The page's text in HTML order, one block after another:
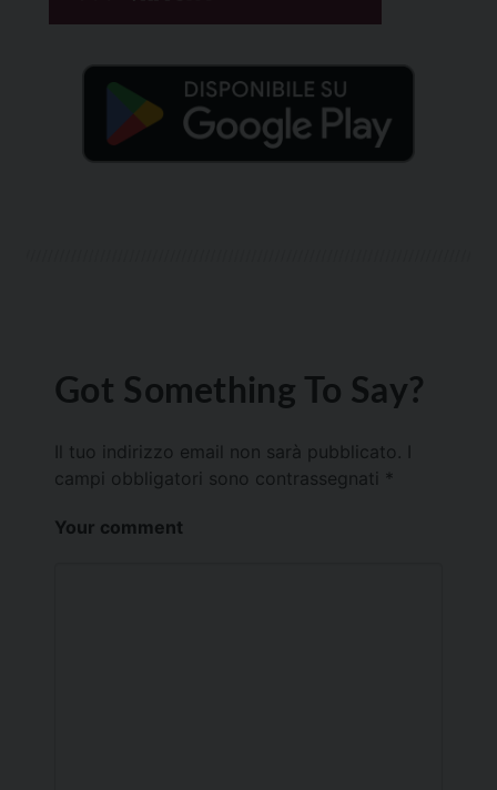
Got Something To Say?
Il tuo indirizzo email non sarà pubblicato.
campi obbligatori sono contrassegnati *
Your comment